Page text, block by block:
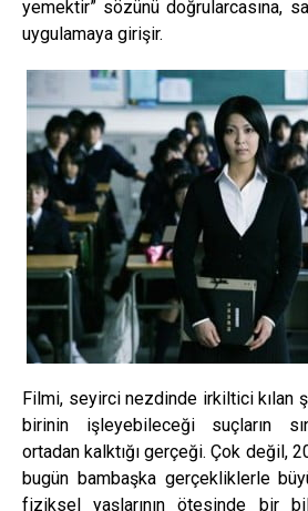
yemektir” sözünü doğrularcasına,
uygulamaya girişir.
Filmi, seyirci nezdinde irkiltici kılan
birinin işleyebileceği suçların
ortadan kalktığı gerçeği. Çok değil,
bugün bambaşka gerçekliklerle
fiziksel yaşlarının ötesinde bir